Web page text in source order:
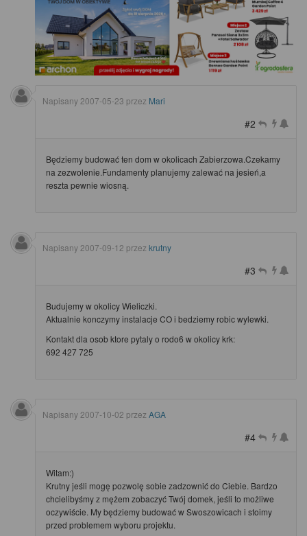
Napisany 2007-05-23 przez Mari
#2
Będziemy budować ten dom w okolicach Zabierzowa.Czekamy
na zezwolenie.Fundamenty planujemy zalewać na jesień,a
reszta pewnie wiosną.
Napisany 2007-09-12 przez krutny
#3
Budujemy w okolicy Wieliczki.
Aktualnie konczymy instalacje CO i bedziemy robic wylewki.
Kontakt dla osob ktore pytaly o rodo6 w okolicy krk:
692 427 725
Napisany 2007-10-02 przez AGA
#4
Witam:)
Krutny jeśli mogę pozwolę sobie zadzownić do Ciebie. Bardzo
chcielibyśmy z mężem zobaczyć Twój domek, jeśli to możliwe
oczywiście. My będziemy budować w Swoszowicach i stoimy
przed problemem wyboru projektu.